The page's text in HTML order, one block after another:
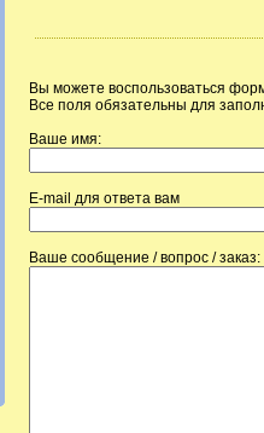
Вы можете воспользоваться
Все поля обязательны для
Ваше имя:
E-mail для ответа вам
Ваше сообщение / вопрос / заказ: